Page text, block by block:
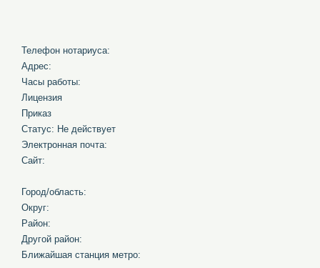
Телефон нотариуса:
Адрес:
Часы работы:
Лицензия
Приказ
Статус: Не действует
Электронная почта:
Сайт:
Город/область:
Округ:
Район:
Другой район:
Ближайшая станция метро: